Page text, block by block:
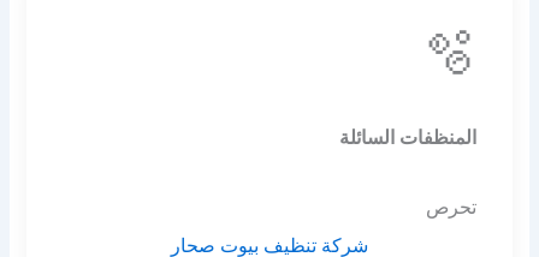
🫧
المنظفات السائلة
تحرص
شركة تنظيف بيوت صحار